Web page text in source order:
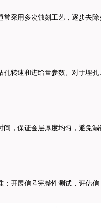
采用多次蚀刻工艺，逐步去
转速和进给量参数。 对于埋
，保证金层厚度均匀，避免漏
开展信号完整性测试，评估